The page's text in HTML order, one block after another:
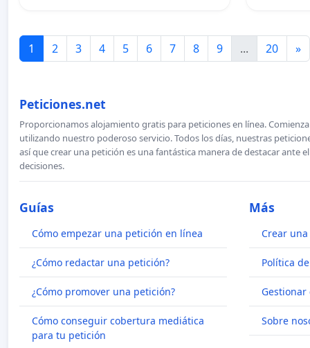
1 2 3 4 5 6 7 8 9 ... 20 »
Peticiones.net
Proporcionamos alojamiento gratis para peticiones en línea.
utilizando nuestro poderoso servicio. Todos los días, nuestras
así que crear una petición es una fantástica manera de destacar ante
decisiones.
Guías
Cómo empezar una petición en línea
¿Cómo redactar una petición?
¿Cómo promover una petición?
Cómo conseguir cobertura mediática
para tu petición
Más
Crear
Política
Gestionar
Sobre